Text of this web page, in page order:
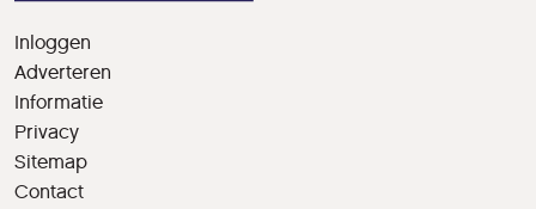
Inloggen
Adverteren
Informatie
Privacy
Sitemap
Contact